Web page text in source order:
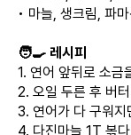
• 마늘, 생크림, 파
🧑‍🍳 레시피
1. 연어 앞뒤로 소금
2. 오일 두른 후 버
3. 연어가 다 구워지
4. 다진마늘 1T 볶